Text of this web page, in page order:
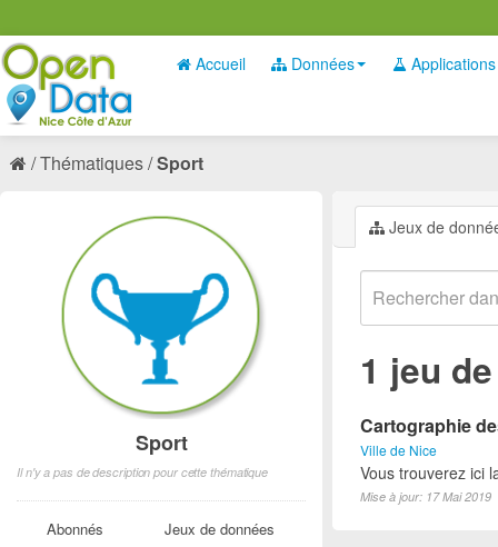
Accueil Données Applications
Thématiques Sport
Jeux de
1 jeu
Cartographie
Ville de Nice
Vous trouverez ici
Mise à jour: 17 Mai 2019
Sport
Il n'y a pas de description pour cette thématique
Abonnés Jeux de données